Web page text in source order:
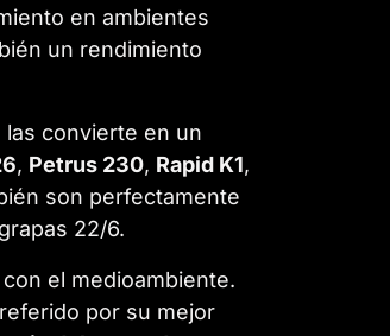
en ambientes
un rendimiento
las convierte en un
, Petrus 230, Rapid K1,
son perfectamente
22/6.
el medioambiente.
por su mejor